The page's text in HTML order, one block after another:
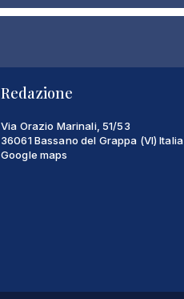
Redazione
Via Orazio Marinali, 51/53
36061 Bassano del Grappa (VI) Italia
Google maps